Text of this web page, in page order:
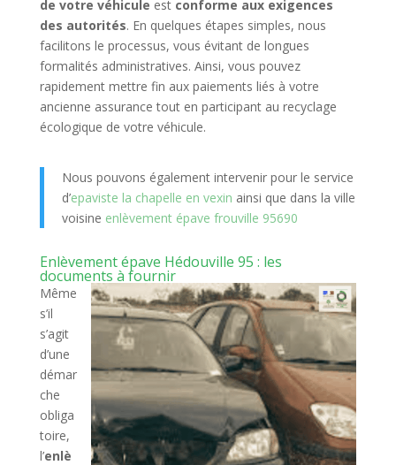
de votre véhicule est conforme aux exigences
des autorités. En quelques étapes simples, nous
facilitons le processus, vous évitant de longues
formalités administratives. Ainsi, vous pouvez
rapidement mettre fin aux paiements liés à votre
ancienne assurance tout en participant au recyclage
écologique de votre véhicule.
Nous pouvons également intervenir pour le service
d’epaviste la chapelle en vexin ainsi que dans la ville
voisine enlèvement épave frouville 95690
Enlèvement épave Hédouville 95 : les
documents à fournir
Même
s’il
s’agit
d’une
démar
che
obliga
toire,
l’enlè